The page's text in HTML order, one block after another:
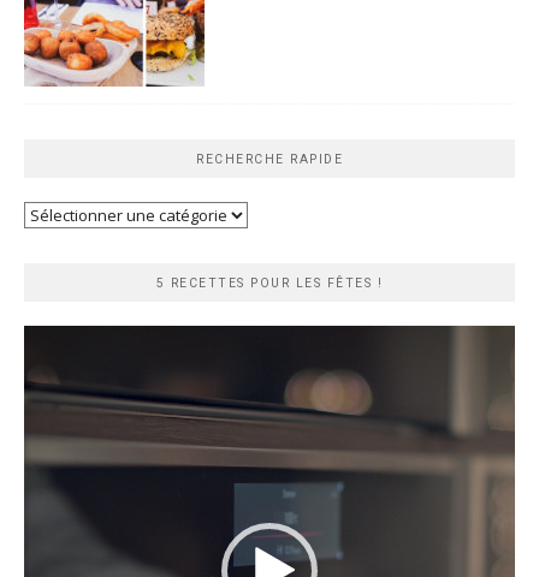
RECHERCHE RAPIDE
Recherche
5 RECETTES POUR LES FÊTES !